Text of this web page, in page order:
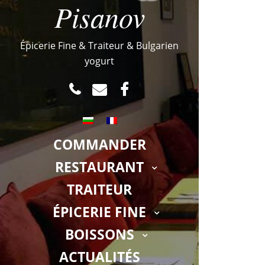
Pisanov
Épicerie Fine & Traiteur & Bulgarien
yogurt
MAIL FACEBOOK.COM
COMMANDER
RESTAURANT
TRAITEUR
ÉPICERIE FINE
BOISSONS
ACTUALITÉS